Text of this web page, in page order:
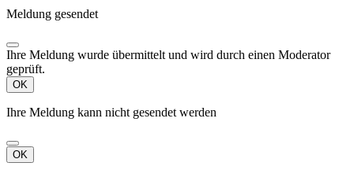
Meldung gesendet
Ihre Meldung wurde übermittelt und wird durch einen Moderator
geprüft.
OK
Ihre Meldung kann nicht gesendet werden
OK